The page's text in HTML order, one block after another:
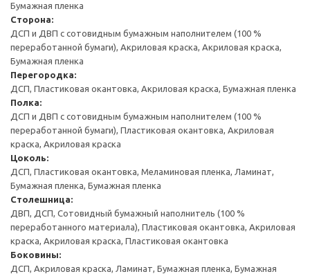
Бумажная пленка
Сторона:
ДСП и ДВП с сотовидным бумажным наполнителем (100 %
переработанной бумаги), Акриловая краска, Акриловая краска,
Бумажная пленка
Перегородка:
ДСП, Пластиковая окантовка, Акриловая краска, Бумажная пленка
Полка:
ДСП и ДВП с сотовидным бумажным наполнителем (100 %
переработанной бумаги), Пластиковая окантовка, Акриловая
краска, Акриловая краска
Цоколь:
ДСП, Пластиковая окантовка, Меламиновая пленка, Ламинат,
Бумажная пленка, Бумажная пленка
Столешница:
ДВП, ДСП, Сотовидный бумажный наполнитель (100 %
переработанного материала), Пластиковая окантовка, Акриловая
краска, Акриловая краска, Пластиковая окантовка
Боковины:
ДСП, Акриловая краска, Ламинат, Бумажная пленка, Бумажная